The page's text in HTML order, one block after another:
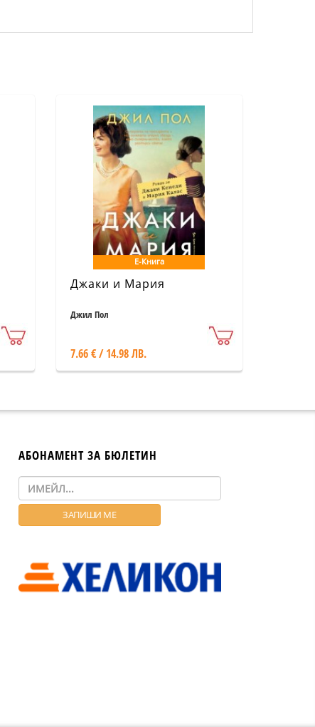
Е-Книга
Джаки и Мария
Джил Пол
7.66 € / 14.98 ЛВ.
АБОНАМЕНТ ЗА БЮЛЕТИН